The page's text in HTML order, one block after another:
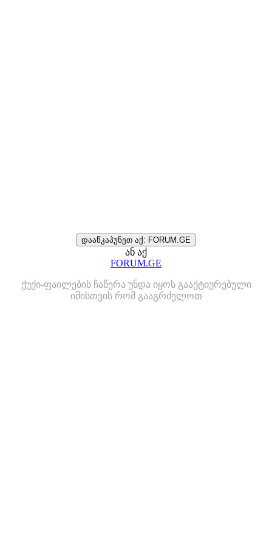
დააწკაპუნეთ აქ: FORUM.GE
ან აქ
FORUM.GE
ქუქი-ფაილების ჩაწერა უნდა იყოს გააქტიურებული
იმისთვის რომ გააგრძელოთ